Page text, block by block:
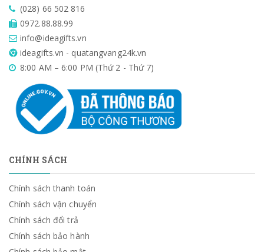
(028) 66 502 816
0972.88.88.99
info@ideagifts.vn
ideagifts.vn - quatangvang24k.vn
8:00 AM – 6:00 PM (Thứ 2 - Thứ 7)
CHÍNH SÁCH
Chính sách thanh toán
Chính sách vận chuyển
Chính sách đổi trả
Chính sách bảo hành